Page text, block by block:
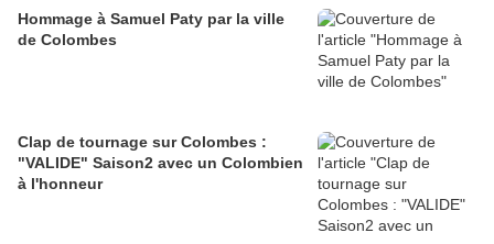
Hommage à Samuel Paty par la ville
de Colombes
Clap de tournage sur Colombes :
"VALIDE" Saison2 avec un Colombien
à l'honneur